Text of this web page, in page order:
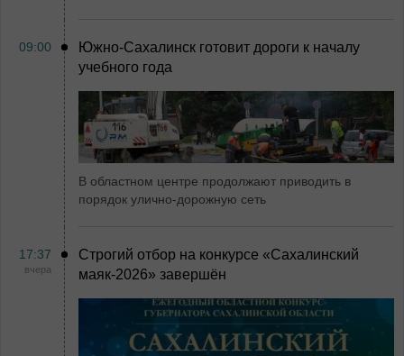
09:00
Южно-Сахалинск готовит дороги к началу
учебного года
В областном центре продолжают приводить в
порядок улично-дорожную сеть
17:37
вчера
Строгий отбор на конкурсе «Сахалинский
маяк‑2026» завершён